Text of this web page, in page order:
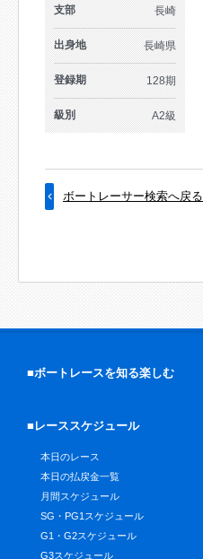
支部 長崎
出身地 長崎県
登録期 128期
級別 A2級
ボートレーサー検索へ戻る
■ボートレースを知る楽しむ
■レーススケジュール
本日のレース
本日の払戻金一覧
月間スケジュール
SG・PG1スケジュール
G1・G2スケジュール
G3スケジュール